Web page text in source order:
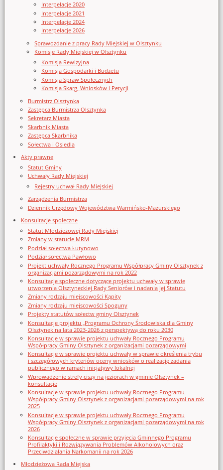
Interpelacje 2020
Interpelacje 2021
Interpelacje 2024
Interpelacje 2026
Sprawozdanie z pracy Rady Miejskiej w Olsztynku
Komisje Rady Miejskiej w Olsztynku
Komisja Rewizyjna
Komisja Gospodarki i Budżetu
Komisja Spraw Społecznych
Komisja Skarg, Wniosków i Petycji
Burmistrz Olsztynka
Zastępca Burmistrza Olsztynka
Sekretarz Miasta
Skarbnik Miasta
Zastępca Skarbnika
Sołectwa i Osiedla
Akty prawne
Statut Gminy
Uchwały Rady Miejskiej
Rejestry uchwał Rady Miejskiej
Zarządzenia Burmistrza
Dziennik Urzędowy Województwa Warmińsko-Mazurskiego
Konsultacje społeczne
Statut Młodzieżowej Rady Miejskiej
Zmiany w statucie MRM
Podział sołectwa Łutynowo
Podział sołectwa Pawłowo
Projekt uchwały Rocznego Programu Współpracy Gminy Olsztynek z
organizacjami pozarządowymi na rok 2022
Konsultacje społeczne dotyczące projektu uchwały w sprawie
utworzenia Olsztyneckiej Rady Seniorów i nadania jej Statutu
Zmiany rodzaju miejscowości Kąpity
Zmiany rodzaju miejscowości Spoguny
Projekty statutów sołectw gminy Olsztynek
Konsultacje projektu „Programu Ochrony Środowiska dla Gminy
Olsztynek na lata 2023-2026 z perspektywą do roku 2030
Konsultacje w sprawie projektu uchwały Rocznego Programu
Współpracy Gminy Olsztynek z organizacjami pozarządowymi
Konsultacje w sprawie projektu uchwały w sprawie określenia trybu
i szczegółowych kryteriów oceny wniosków o realizację zadania
publicznego w ramach inicjatywy lokalnej
Wprowadzenie strefy ciszy na jeziorach w gminie Olsztynek –
konsultacje
Konsultacje w sprawie projektu uchwały Rocznego Programu
Współpracy Gminy Olsztynek z organizacjami pozarządowymi na rok
2025
Konsultacje w sprawie projektu uchwały Rocznego Programu
Współpracy Gminy Olsztynek z organizacjami pozarządowymi na rok
2026
Konsultacje społeczne w sprawie przyjęcia Gminnego Programu
Profilaktyki i Rozwiązywania Problemów Alkoholowych oraz
Przeciwdziałania Narkomanii na rok 2026
Młodzieżowa Rada Miejska